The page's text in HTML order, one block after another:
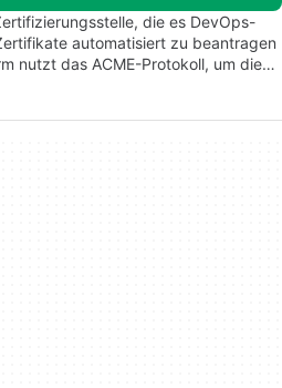
die es DevOps-
automatisiert zu beantragen
nutzt das ACME-Protokoll, um die…